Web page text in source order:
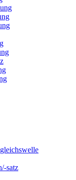
satz